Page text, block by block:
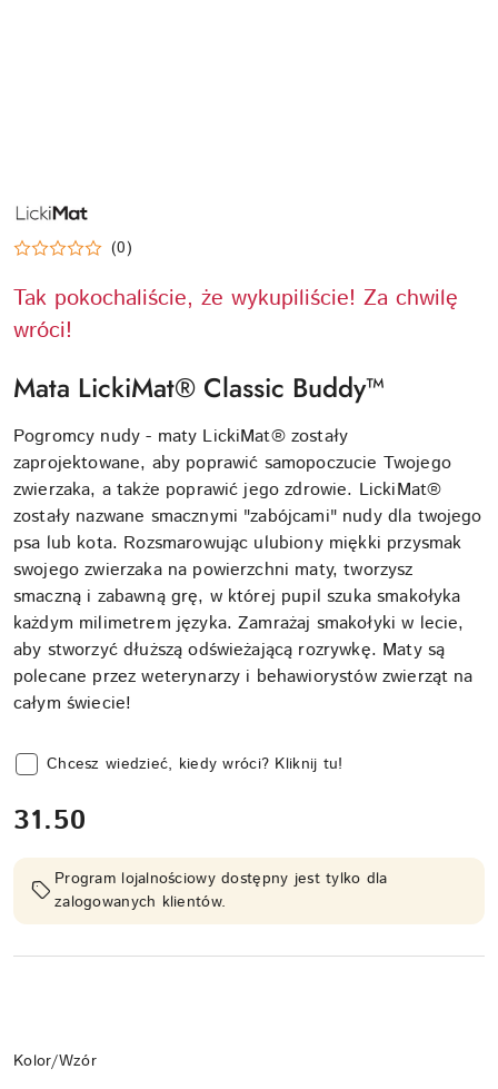
NAZWA
PRODUCENTA:
LICKIMAT (0)
Tak pokochaliście, że wykupiliście! Za chwilę
wróci!
Mata LickiMat® Classic Buddy™
Pogromcy nudy - maty LickiMat® zostały
zaprojektowane, aby poprawić samopoczucie Twojego
zwierzaka, a także poprawić jego zdrowie. LickiMat®
zostały nazwane smacznymi "zabójcami" nudy dla twojego
psa lub kota. Rozsmarowując ulubiony miękki przysmak
swojego zwierzaka na powierzchni maty, tworzysz
smaczną i zabawną grę, w której pupil szuka smakołyka
każdym milimetrem języka. Zamrażaj smakołyki w lecie,
aby stworzyć dłuższą odświeżającą rozrywkę. Maty są
polecane przez weterynarzy i behawiorystów zwierząt na
całym świecie!
Chcesz wiedzieć, kiedy wróci? Kliknij tu!
cena:
31.50
Program lojalnościowy dostępny jest tylko dla
zalogowanych klientów.
Wariant
Kolor/Wzór